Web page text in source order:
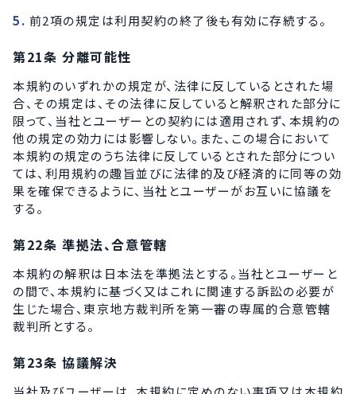
前2項の規定は利用契約の終了後も有効に存続する。
第21条 分離可能性
本規約のいずれかの規定が、法律に反しているとされた場
合、その規定は、その法律に反していると解釈された部分に
限って、当社とユーザーとの契約には適用されず、本規約の
他の規定の効力には影響しない。また、この場合において
本規約の規定のうち法律に反しているとされた部分につい
ては、利用規約の趣旨並びに法律的及び経済的に同等の効
果を確保できるように、当社とユーザーがお互いに協議を
する。
第22条 準拠法、合意管轄
本規約の解釈は日本法を準拠法とする。当社とユーザーと
の間で、本規約に基づく又はこれに関連する訴訟の必要が
生じた場合、東京地方裁判所を第一審の専属的合意管轄
裁判所とする。
第23条 協議解決